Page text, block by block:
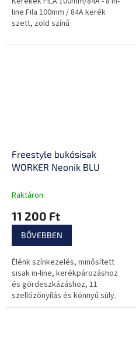
line Fila 100mm / 84A kerék
szett, zöld színű
Freestyle bukósisak
WORKER Neonik BLU
Raktáron
11 200 Ft
BŐVEBBEN
Élénk színkezelés, minősített
sisak in-line, kerékpározáshoz
és gördeszkázáshoz, 11
szellőzőnyílás és könnyű súly.